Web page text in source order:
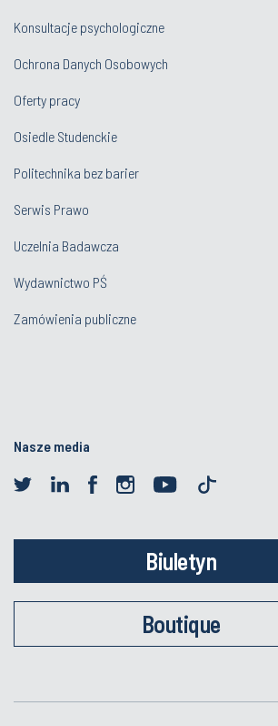
Konsultacje psychologiczne
Ochrona Danych Osobowych
Oferty pracy
Osiedle Studenckie
Politechnika bez barier
Serwis Prawo
Uczelnia Badawcza
Wydawnictwo PŚ
Zamówienia publiczne
Nasze media
Biuletyn
Boutique